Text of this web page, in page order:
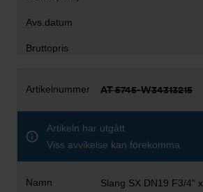
AT 5745-W34313215
Artikeln har utgått
Viss avvikelse kan förekomma
Slang SX DN19 F3/4" x